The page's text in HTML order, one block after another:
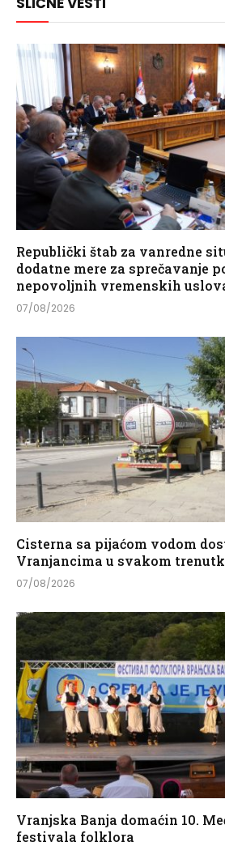
Republički štab za vanredne
dodatne mere za sprečavanje
nepovoljnih vremenskih
07/08/2026
Cisterna sa pijaćom vodom
Vranjancima u svakom
07/08/2026
Vranjska Banja domaćin 10.
festivala folklora